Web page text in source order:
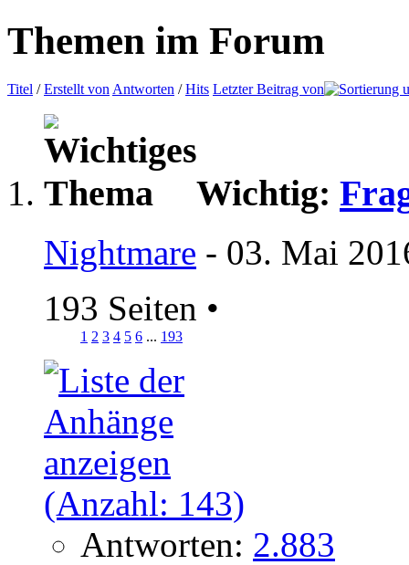
Themen im Forum
Titel /Erstellt von Antworten /Hits Letzter Beitrag von
Wichtig:
Nightmare - 03. Mai
193 Seiten •
1 2 3 4 5 6 ... 193
Antworten: 2.883